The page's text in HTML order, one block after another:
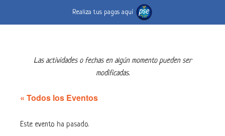
Realiza tus pagos aquí
Las actividades o fechas en algún momento pueden ser
modificadas.
« Todos los Eventos
Este evento ha pasado.